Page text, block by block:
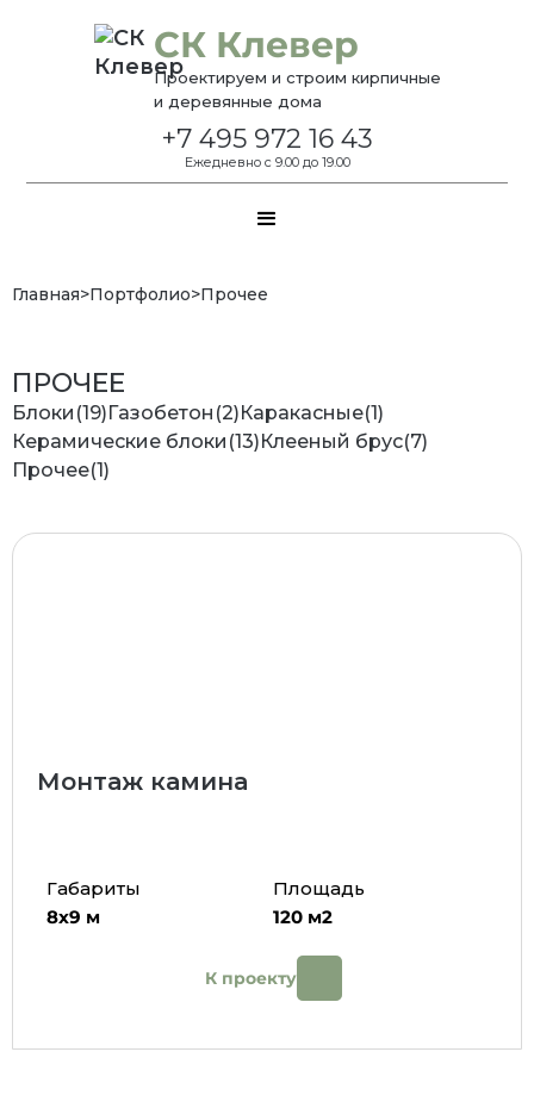
СК Клевер
Проектируем и строим кирпичные
и деревянные дома
+7 495 972 16 43
Ежедневно с 9.00 до 19.00
Главная>Портфолио>Прочее
ПРОЧЕЕ
Блоки (19)Газобетон (2)Каракасные(1)
Керамические блоки (13)Клееный брус(7)
Прочее(1)
Монтаж камина
Габариты
8х9 м
Площадь
120 м2
К проекту